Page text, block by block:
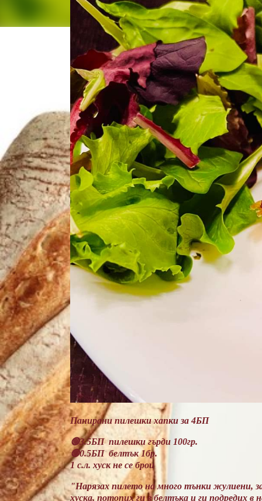
Панирани пилешки хапки за 4БП
🟢3.5БП пилешки гърди 100гр.
🟢0.5БП белтък 1бр.
1 с.л. хуск не се брои
"Нарязах пилето на много тънки жулиени,
хуска, потопих ги в белтъка и ги подредих в